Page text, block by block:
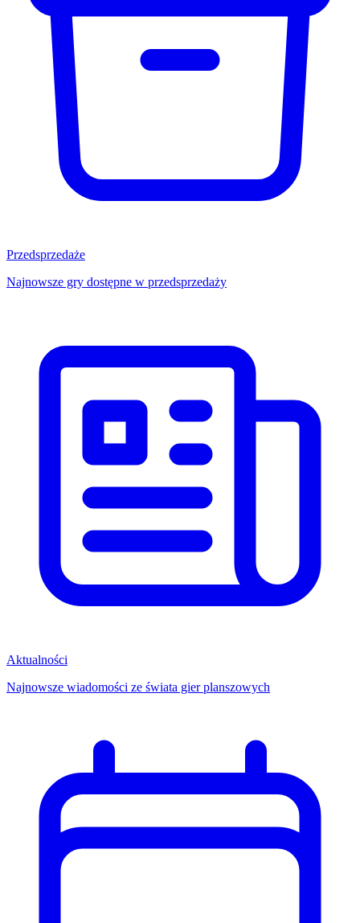
Przedsprzedaże
Najnowsze gry dostępne w przedsprzedaży
Aktualności
Najnowsze wiadomości ze świata gier planszowych